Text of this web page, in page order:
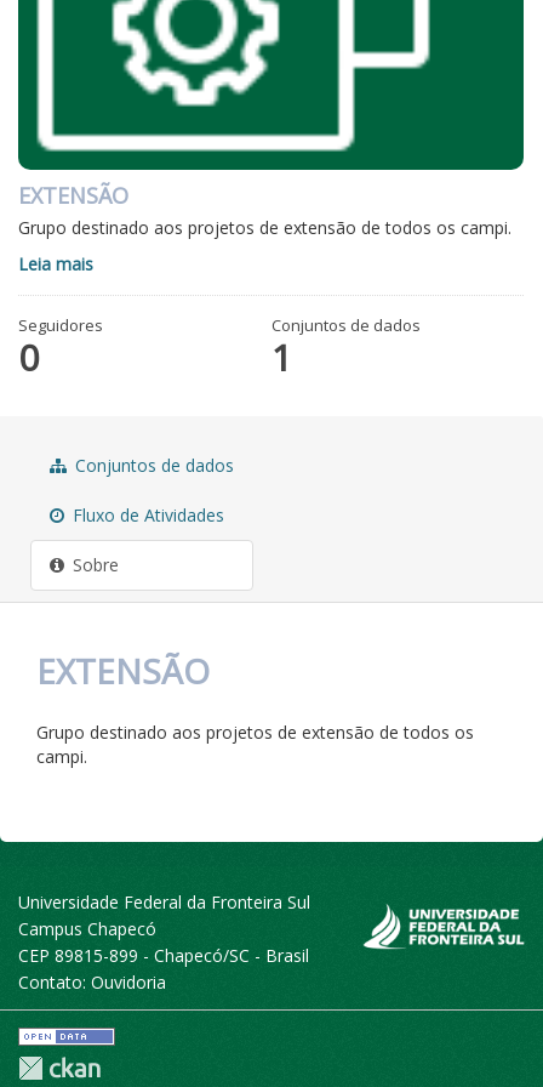
EXTENSÃO
Grupo destinado aos projetos de extensão de todos os campi.
Leia mais
Seguidores
0
Conjuntos de dados
1
Conjuntos de dados
Fluxo de Atividades
Sobre
EXTENSÃO
Grupo destinado aos projetos de extensão de todos os
campi.
Universidade Federal da Fronteira Sul
Campus Chapecó
CEP 89815-899 - Chapecó/SC - Brasil
Contato: Ouvidoria